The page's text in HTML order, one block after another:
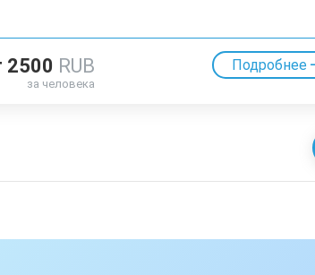
2500 RUB
за человека
Подробнее